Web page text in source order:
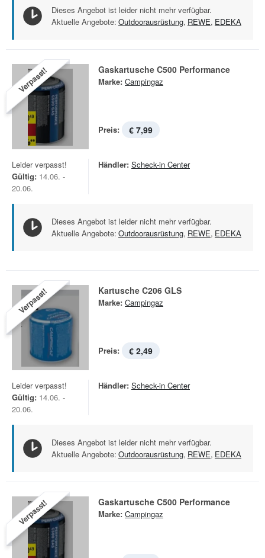
Dieses Angebot ist leider nicht mehr verfügbar.
Aktuelle Angebote: Outdoorausrüstung, REWE, EDEKA
Verpasst! Gaskartusche C500 Performance
Marke: Campingaz
Preis: € 7,99
Leider verpasst!
Gültig: 14.06. -
20.06.
Händler: Scheck-in Center
Dieses Angebot ist leider nicht mehr verfügbar.
Aktuelle Angebote: Outdoorausrüstung, REWE, EDEKA
Verpasst! Kartusche C206 GLS
Marke: Campingaz
Preis: € 2,49
Leider verpasst!
Gültig: 14.06. -
20.06.
Händler: Scheck-in Center
Dieses Angebot ist leider nicht mehr verfügbar.
Aktuelle Angebote: Outdoorausrüstung, REWE, EDEKA
Verpasst! Gaskartusche C500 Performance
Marke: Campingaz